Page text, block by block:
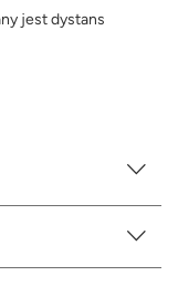
jest dystans